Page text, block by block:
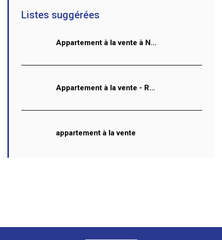
Listes suggérées
Appartement à la vente à N...
Appartement à la vente - R...
appartement à la vente